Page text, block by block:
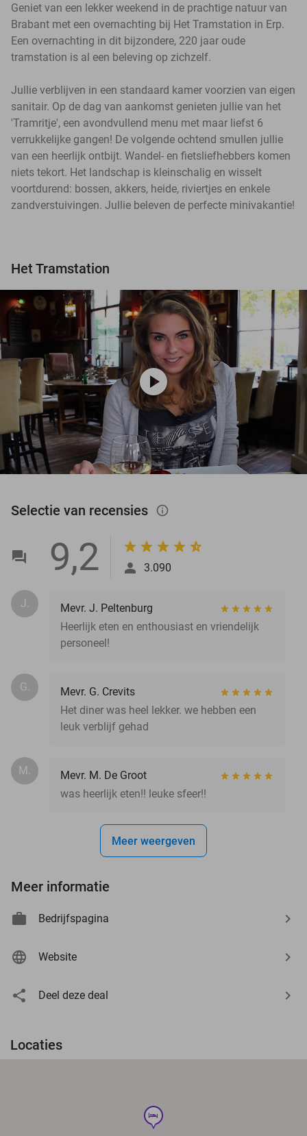
Geniet van een lekker weekend in de prachtige natuur van
Brabant met een overnachting bij Het Tramstation in Erp.
Een overnachting in dit bijzondere, 220 jaar oude
tramstation is al een beleving op zichzelf.
Jullie verblijven in een standaard kamer voorzien van eigen
sanitair. Op de dag van aankomst genieten jullie van het
'Tramritje', een avondvullend menu met maar liefst 6
verrukkelijke gangen! De volgende ochtend smullen jullie
van een heerlijk ontbijt. Wandel- en fietsliefhebbers komen
niets tekort. Het landschap is kleinschalig en wisselt
voortdurend: bossen, akkers, heide, riviertjes en enkele
zandverstuivingen. Jullie beleven de perfecte minivakantie!
Het Tramstation
play_circle
Selectie van recensies info_outlined
9,2 3.090
J.
Mevr. J. Peltenburg
Heerlijk eten en enthousiast en vriendelijk
personeel!
G.
Mevr. G. Crevits
Het diner was heel lekker. we hebben een
leuk verblijf gehad
M.
Mevr. M. De Groot
was heerlijk eten!! leuke sfeer!!
Meer weergeven
Meer informatie
Bedrijfspagina
Website
Deel deze deal
Locaties
hotel